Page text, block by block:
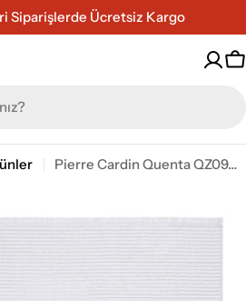
Siparişlerde Ücretsiz Kargo
Pierre Cardin Quenta QZ09A Salon Halısı